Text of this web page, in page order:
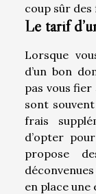
coup sûr
Le tarif
Lorsque
d’un bon
pas vous
sont
frais
d’opter
propose
en place